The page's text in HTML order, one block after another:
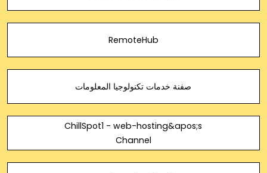
RemoteHub
صفنة خدمات تكنولوجيا المعلومات
ChillSpot1 - web-hosting&apos;s
Channel